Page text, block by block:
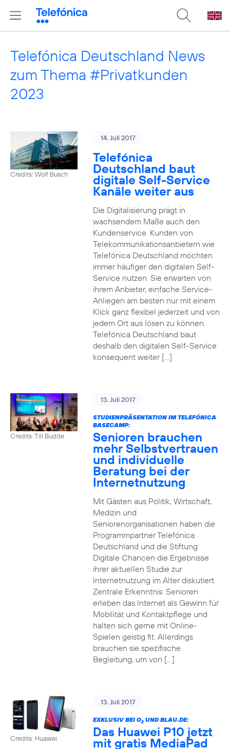
Telefónica Deutschland News
zum Thema #Privatkunden
2023
Credits: Wolf Busch
14. Juli 2017
Telefónica
Deutschland baut
digitale Self-Service
Kanäle weiter aus
Die Digitalisierung prägt in
wachsendem Maße auch den
Kundenservice. Kunden von
Telekommunikationsanbietern wie
Telefónica Deutschland möchten
immer häufiger den digitalen Self-
Service nutzen. Sie erwarten von
ihrem Anbieter, einfache Service-
Anliegen am besten nur mit einem
Klick ganz flexibel jederzeit und von
jedem Ort aus lösen zu können.
Telefónica Deutschland baut
deshalb den digitalen Self-Service
konsequent weiter […]
Credits: Till Budde
13. Juli 2017
STUDIENPRÄSENTATION IM TELEFÓNICA
BASECAMP:
Senioren brauchen
mehr Selbstvertrauen
und individuelle
Beratung bei der
Internetnutzung
Mit Gästen aus Politik, Wirtschaft,
Medizin und
Seniorenorganisationen haben die
Programmpartner Telefónica
Deutschland und die Stiftung
Digitale Chancen die Ergebnisse
ihrer aktuellen Studie zur
Internetnutzung im Alter diskutiert.
Zentrale Erkenntnis: Senioren
erleben das Internet als Gewinn für
Mobilität und Kontaktpflege und
halten sich gerne mit Online-
Spielen geistig fit. Allerdings
brauchen sie spezifische
Begleitung, um von […]
Credits: Huawei
13. Juli 2017
EXKLUSIV BEI O2UND BLAU.DE:
Das Huawei P10 jetzt
mit gratis MediaPad